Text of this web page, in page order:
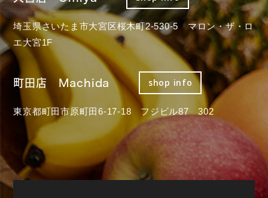
埼玉県さいたま市大宮区桜木町2-530-5 マロン・ザ・ロ
エ大宮1F
町田店 Machida shop info
東京都町田市原町田6-17-18 フジビル87 302